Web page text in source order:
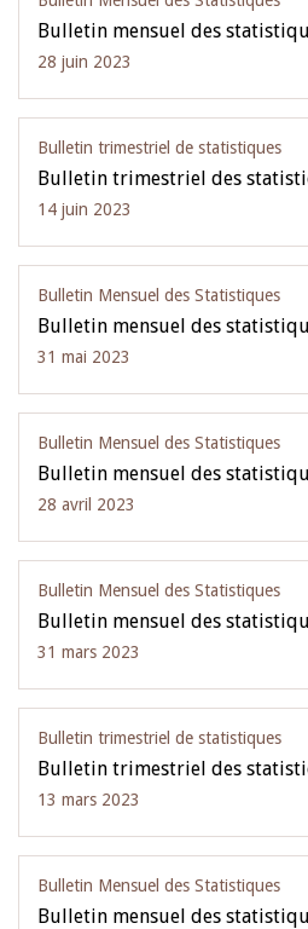
Bulletin mensuel des
28 juin 2023
Bulletin trimestriel de statistiques
Bulletin trimestriel des
14 juin 2023
Bulletin Mensuel des Statistiques
Bulletin mensuel des
31 mai 2023
Bulletin Mensuel des Statistiques
Bulletin mensuel des
28 avril 2023
Bulletin Mensuel des Statistiques
Bulletin mensuel des
31 mars 2023
Bulletin trimestriel de statistiques
Bulletin trimestriel des
13 mars 2023
Bulletin Mensuel des Statistiques
Bulletin mensuel des